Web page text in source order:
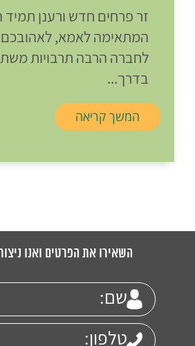
זר פרחים חדש ורענן
המתאימה לאמא,
לחברה הרבה תרבויות
בדרך...
המשך קריאה
השאירו את הפרטים ואנו